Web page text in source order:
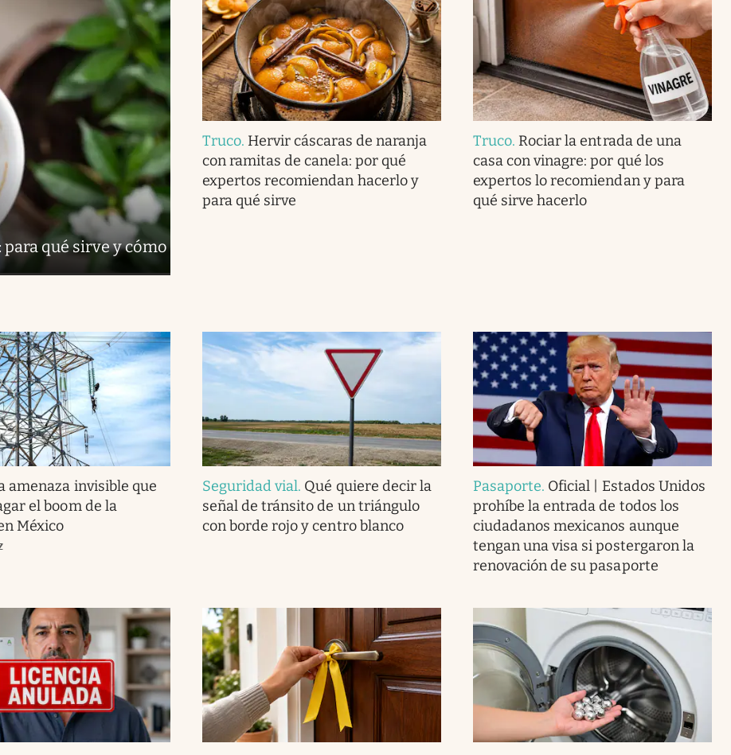
qué sirve y cómo
Truco. Hervir cáscaras de naranja
con ramitas de canela: por qué
expertos recomiendan hacerlo y
para qué sirve
Truco. Rociar la entrada de una
casa con vinagre: por qué los
expertos lo recomiendan y para
qué sirve hacerlo
amenaza invisible que
el boom de la
México
Seguridad vial. Qué quiere decir la
señal de tránsito de un triángulo
con borde rojo y centro blanco
Pasaporte. Oficial | Estados Unidos
prohíbe la entrada de todos los
ciudadanos mexicanos aunque
tengan una visa si postergaron la
renovación de su pasaporte